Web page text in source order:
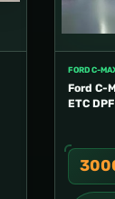
FORD C-
Ford C-
ETC